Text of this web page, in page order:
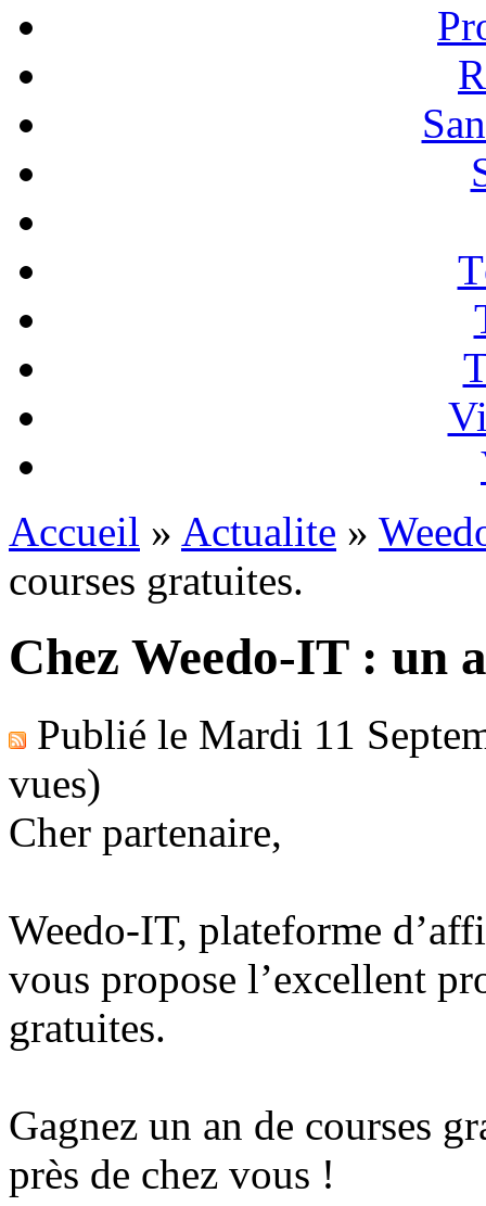
Accueil » Actualite »
courses gratuites.
Chez Weedo-IT : un
Publié le Mardi 11
vues)
Cher partenaire,
Weedo-IT, plateforme
vous propose l’excellent
gratuites.
Gagnez un an de courses
près de chez vous !